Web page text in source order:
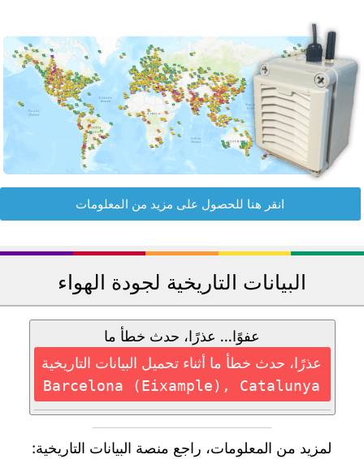
انقر هنا للحصول على مزيد من المعلومات
البيانات التاريخية لجودة الهواء
عفوًا... عذرًا، حدث خطأ ما
عذرًا، حدث خطأ ما أثناء تحميل البيانات التاريخية
Barcelona (Eixample), Catalunya
لمزيد من المعلومات، راجع منصة البيانات التاريخية: